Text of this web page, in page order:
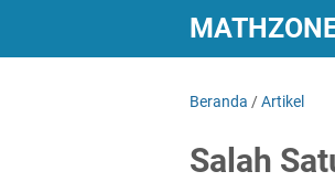
Beranda /Artikel
Salah